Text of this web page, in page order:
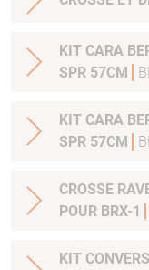
KIT CARA
SPR 57CM
KIT CARA
SPR 57CM
CROSSE
POUR BRX-1
KIT